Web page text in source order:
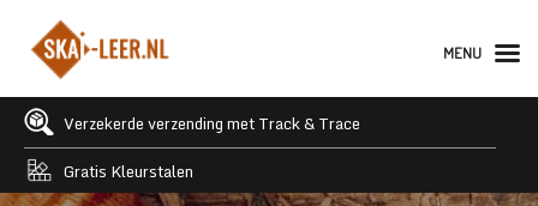
Verzekerde verzending met Track & Trace
Gratis Kleurstalen
MENU